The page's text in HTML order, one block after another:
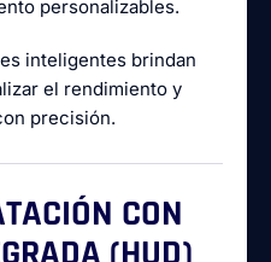
personalizables.
inteligentes brindan
el rendimiento y
precisión.
CON